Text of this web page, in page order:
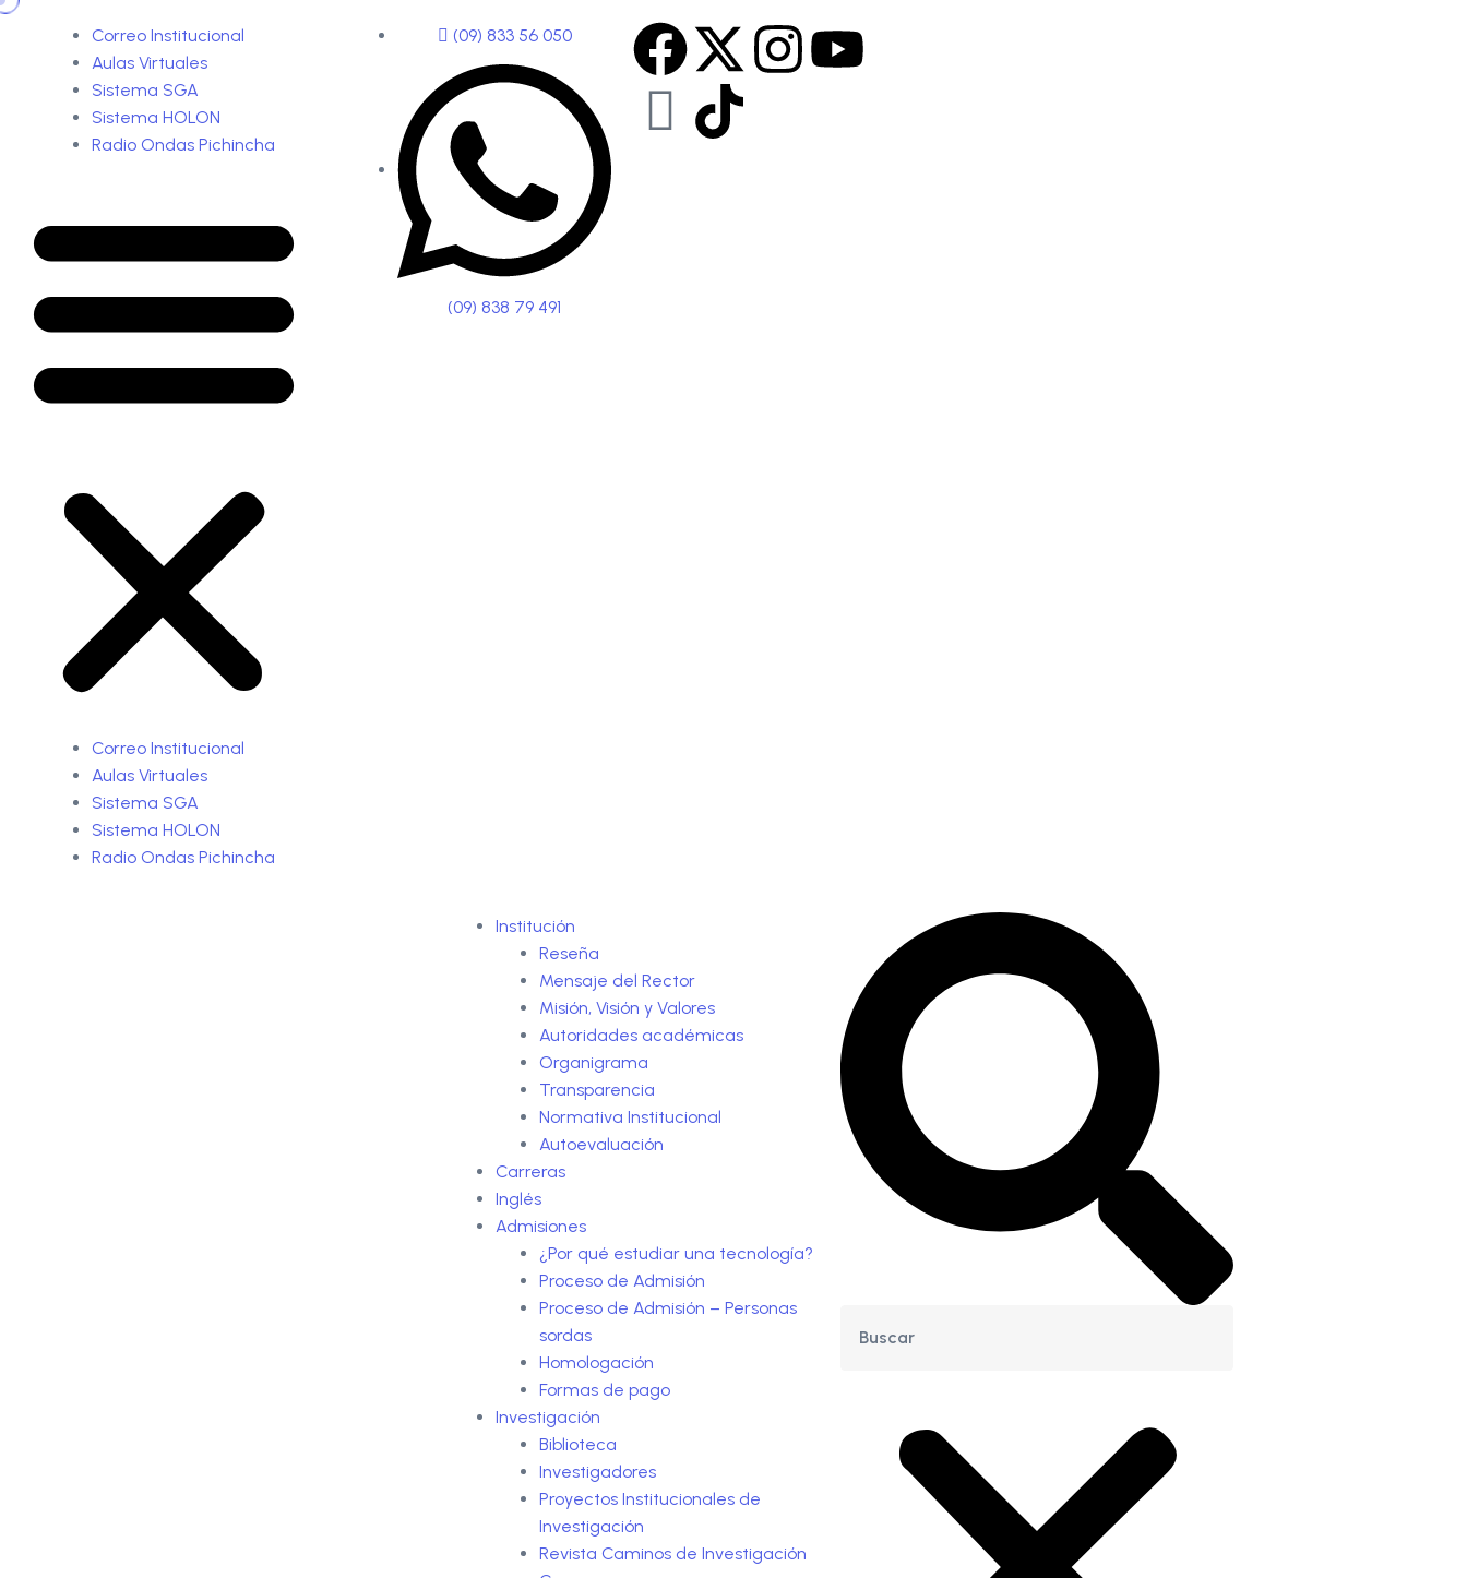
Correo Institucional
Aulas Virtuales
Sistema SGA
Sistema HOLON
Radio Ondas Pichincha
Correo Institucional
Aulas Virtuales
Sistema SGA
Sistema HOLON
Radio Ondas Pichincha
(09) 833 56 050
(09) 838 79 491
Institución
Reseña
Mensaje del Rector
Misión, Visión y Valores
Autoridades académicas
Organigrama
Transparencia
Normativa Institucional
Autoevaluación
Carreras
Inglés
Admisiones
¿Por qué estudiar una tecnología?
Proceso de Admisión
Proceso de Admisión – Personas
sordas
Homologación
Formas de pago
Investigación
Biblioteca
Investigadores
Proyectos Institucionales de
Investigación
Revista Caminos de Investigación